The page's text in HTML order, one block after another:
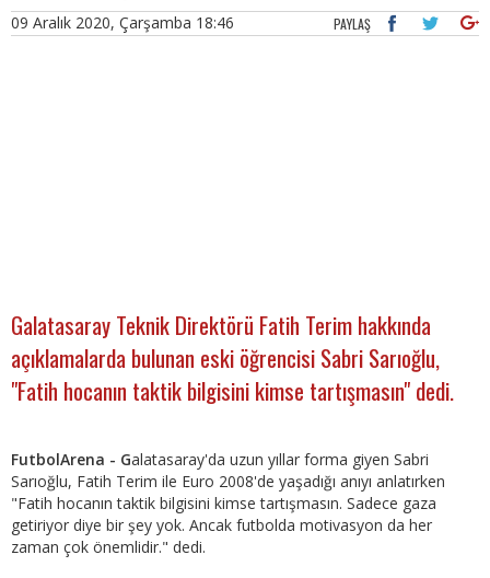
09 Aralık 2020, Çarşamba 18:46 PAYLAŞ
Galatasaray Teknik Direktörü Fatih Terim hakkında
açıklamalarda bulunan eski öğrencisi Sabri Sarıoğlu,
"Fatih hocanın taktik bilgisini kimse tartışmasın" dedi.
FutbolArena - Galatasaray'da uzun yıllar forma giyen Sabri
Sarıoğlu, Fatih Terim ile Euro 2008'de yaşadığı anıyı anlatırken
"Fatih hocanın taktik bilgisini kimse tartışmasın. Sadece gaza
getiriyor diye bir şey yok. Ancak futbolda motivasyon da her
zaman çok önemlidir." dedi.